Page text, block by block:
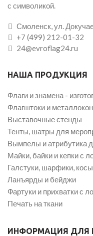
с символикой.
Смоленск, ул.
+7 (499) 212-01-32
24@evroflag24.ru
НАША ПРОДУКЦИЯ
Флаги и знамена -
Флагштоки и
Выставочные стенды
Тенты, шатры для
Вымпелы и атрибутика
Майки, байки и кепки с
Галстуки, шарфики,
Ланъярды и бейджи
Фартуки и прихватки с
Печать на ткани
ИНФОРМАЦИЯ ДЛЯ